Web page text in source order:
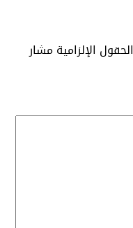
الحقول الإلزامية مشار